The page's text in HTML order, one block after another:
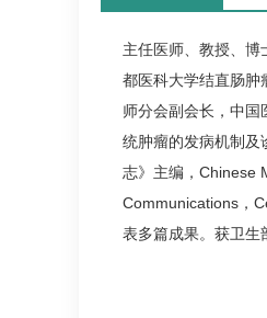
主任医师、教授、
都医科大学结直肠肿
师分会副会长，中
统肿瘤的发病机制及
志》主编，Chinese
Communications，
表多篇成果。获卫生